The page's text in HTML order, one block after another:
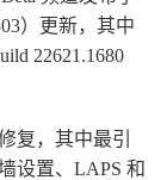
）更新，其中
22621.1680
复，其中最引
设置、LAPS 和